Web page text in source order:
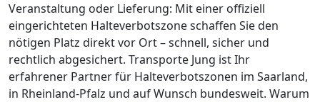
Veranstaltung oder Lieferung: Mit einer offiziell
eingerichteten Halteverbotszone schaffen Sie den
nötigen Platz direkt vor Ort – schnell, sicher und
rechtlich abgesichert. Transporte Jung ist Ihr
erfahrener Partner für Halteverbotszonen im Saarland,
in Rheinland-Pfalz und auf Wunsch bundesweit. Warum